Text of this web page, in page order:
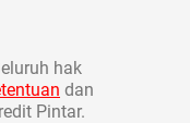
hak
dan
Pintar.